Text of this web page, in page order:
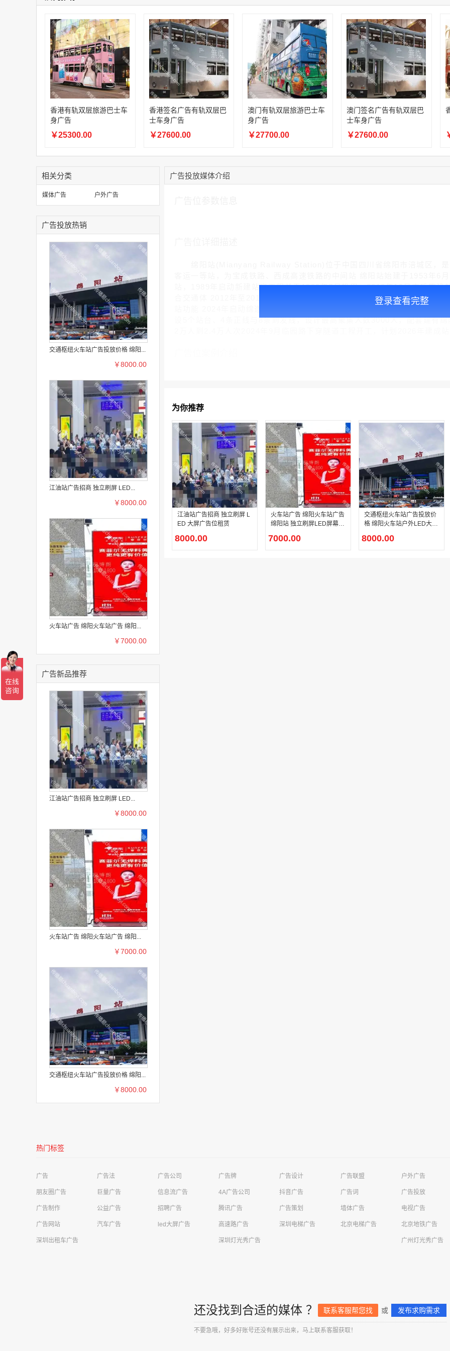
15:27:46 181****7631 联系了该媒体所在商
15:18:49 173****0620 联系了该媒体所在商
03:20:56 156****3374 联系了该媒体所在商
15:42:33
158****0746 联系了该媒体所在商
13:59:39 189****2617
联系了该媒体所在商
12:40:20 177****7961 联系了该媒体所在商
香港有轨双层旅游巴士车
身广告
￥25300.00
香港签名广告有轨双层巴
士车身广告
￥27600.00
澳门有轨双层旅游巴士车
身广告
￥27700.00
澳门签名广告有轨双层巴
士车身广告
￥27600.00
相关分类
媒体广告 户外广告
广告投放热销
交通枢纽火车站广告投放价格 绵阳...
￥8000.00
江油站广告招商 独立刷屏 LED...
￥8000.00
火车站广告 绵阳火车站广告 绵阳...
￥7000.00
广告新品推荐
江油站广告招商 独立刷屏 LED...
￥8000.00
火车站广告 绵阳火车站广告 绵阳...
￥7000.00
交通枢纽火车站广告投放价格 绵阳...
￥8000.00
广告投放媒体介绍
站，1989年启动新建站房工程并于1990年7月投用。2010年10月灾后重建
合交通体 2012年至2014年实施站场改造工程，新增高站台和有柱风雨棚
设5个站台、4条正线与8条到发线，设计最高聚集人数3000人，配套建有
登录查看完整
为你推荐
江油站广告招商 独立刷屏 L
ED 大屏广告位租赁
8000.00
火车站广告 绵阳火车站广告
绵阳站 独立刷屏LED屏幕广
7000.00
交通枢纽火车站广告投放价
格 绵阳火车站户外LED大屏
8000.00
热门标签
广告 广告法 广告公司 广告牌 广告设计 广告联盟 户外广告
朋友圈广告 巨量广告 信息流广告 4A广告公司 抖音广告 广告词 广告投放
广告制作 公益广告 招聘广告 腾讯广告 广告策划 墙体广告 电视广告
广告网站 汽车广告 led大屏广告 高速路广告 深圳电梯广告 北京电梯广告 北京地铁广告
深圳出租车广告 深圳灯光秀广告 广州灯光秀广告
还没找到合适的媒体 ？ 联系客服帮您找 或 发布求购需求
不要急哦，好多好账号还没有展示出来，马上联系客服获取！
河源美年大健康管理公司华达健康体检中心需求高铁站广告
成都极简科技有限公司需求
四川卓越云帆信息技术有限公司需求